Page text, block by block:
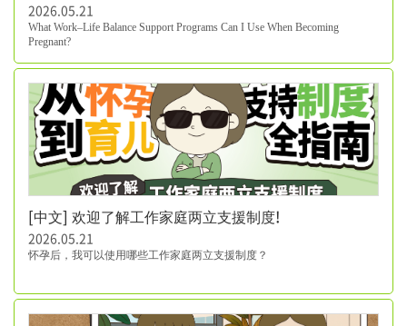
2026.05.21
What Work–Life Balance Support Programs Can I Use When Becoming
Pregnant?
[中文] 欢迎了解工作家庭两立支援制度!
2026.05.21
怀孕后 ， 我可以使用哪些工作家庭两立支援制度 ？